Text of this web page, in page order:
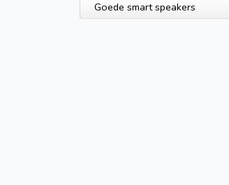
Goede smart speakers